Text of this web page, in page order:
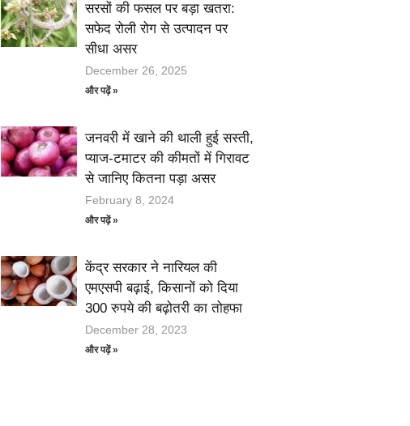
सरसों की फसल पर बड़ा खतरा:
सफेद रोली रोग से उत्पादन पर
सीधा असर
December 26, 2025
और पढ़ें »
जनवरी में खाने की थाली हुई सस्ती,
प्याज-टमाटर की कीमतों में गिरावट
से जानिए कितना पड़ा असर
February 8, 2024
और पढ़ें »
केंद्र सरकार ने नारियल की
एमएसपी बढ़ाई, किसानों को दिया
300 रुपये की बढ़ोतरी का तोहफा
December 28, 2023
और पढ़ें »